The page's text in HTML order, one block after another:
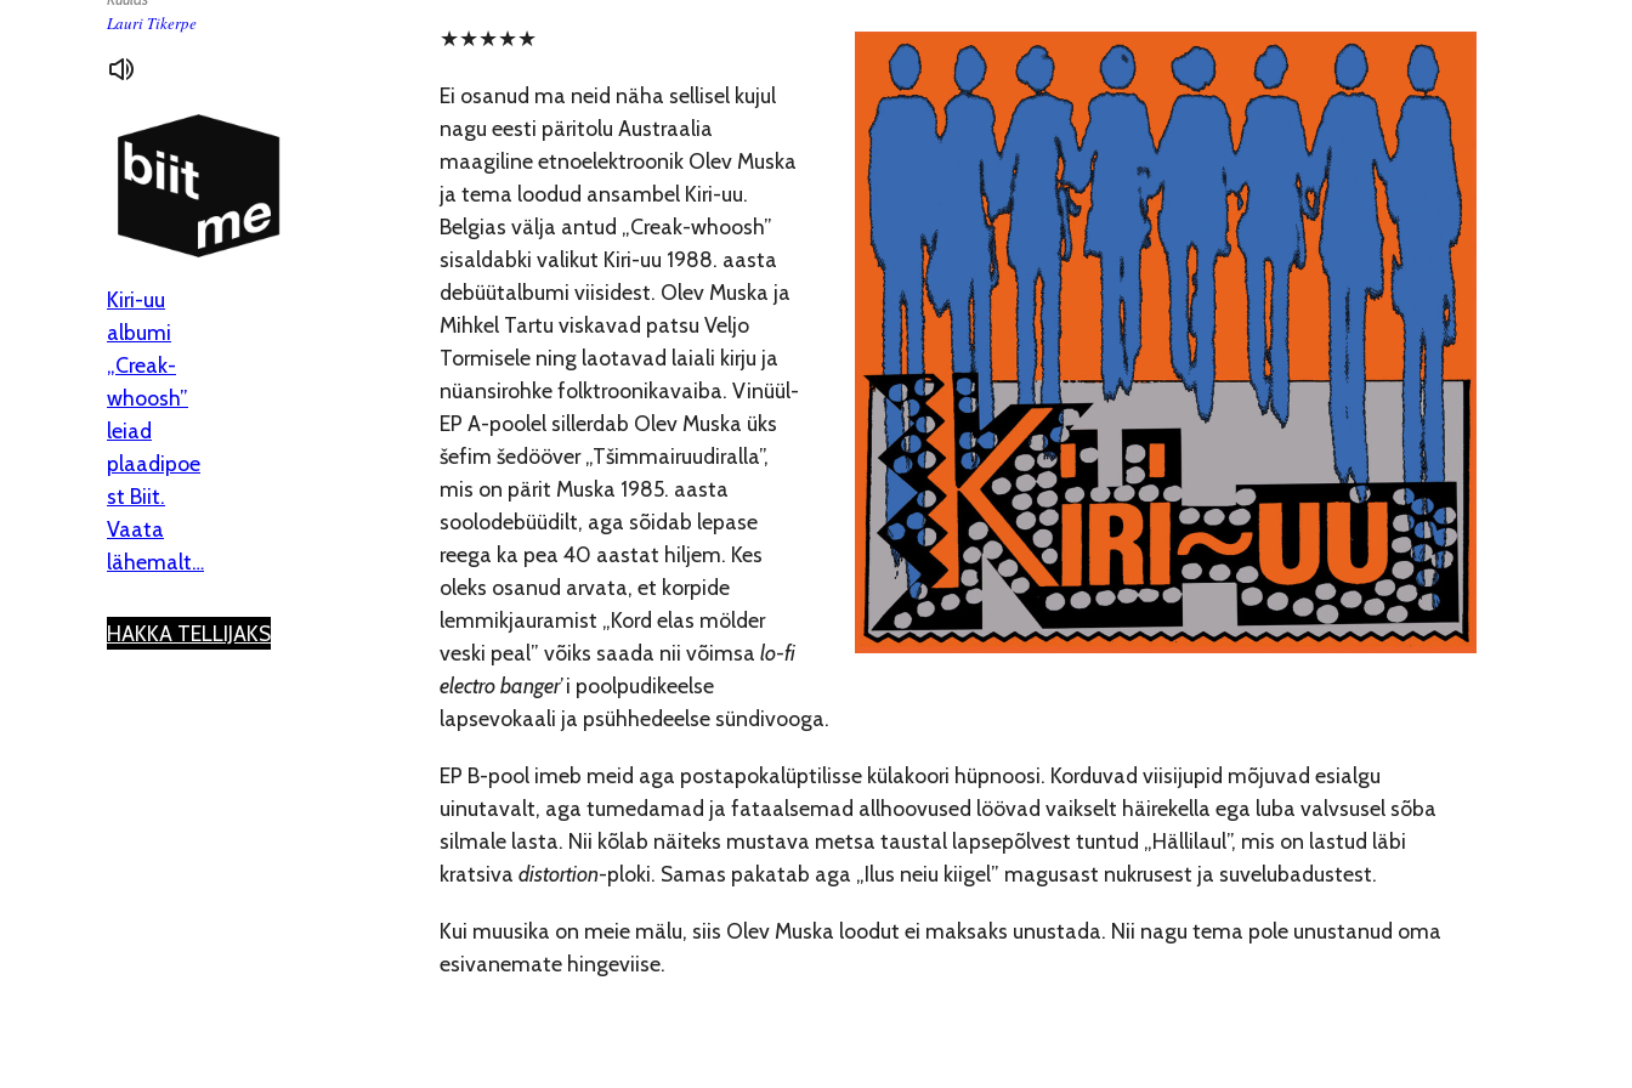
Lauri Tikerpe
Kiri-uu
albumi
„Creak-
whoosh”
leiad
plaadipoe
st Biit.
Vaata
lähemalt…
HAKKA TELLIJAKS
★★★★★
Ei osanud ma neid näha sellisel kujul
nagu eesti päritolu Austraalia
maagiline etnoelektroonik Olev Muska
ja tema loodud ansambel Kiri-uu.
Belgias välja antud „Creak-whoosh”
sisaldabki valikut Kiri-uu 1988. aasta
debüütalbumi viisidest. Olev Muska ja
Mihkel Tartu viskavad patsu Veljo
Tormisele ning laotavad laiali kirju ja
nüansirohke folktroonikavaiba. Vinüül-
EP A-poolel sillerdab Olev Muska üks
šefim šedööver „Tšimmairuudiralla”,
mis on pärit Muska 1985. aasta
soolodebüüdilt, aga sõidab lepase
reega ka pea 40 aastat hiljem. Kes
oleks osanud arvata, et korpide
lemmikjauramist „Kord elas mölder
veski peal” võiks saada nii võimsa lo-fi
electro banger’i poolpudikeelse
lapsevokaali ja psühhedeelse sündivooga.
EP B-pool imeb meid aga postapokalüptilisse külakoori hüpnoosi. Korduvad viisijupid mõjuvad esialgu
uinutavalt, aga tumedamad ja fataalsemad allhoovused löövad vaikselt häirekella ega luba valvsusel sõba
silmale lasta. Nii kõlab näiteks mustava metsa taustal lapsepõlvest tuntud „Hällilaul”, mis on lastud läbi
kratsiva distortion-ploki. Samas pakatab aga „Ilus neiu kiigel” magusast nukrusest ja suvelubadustest.
Kui muusika on meie mälu, siis Olev Muska loodut ei maksaks unustada. Nii nagu tema pole unustanud oma
esivanemate hingeviise.